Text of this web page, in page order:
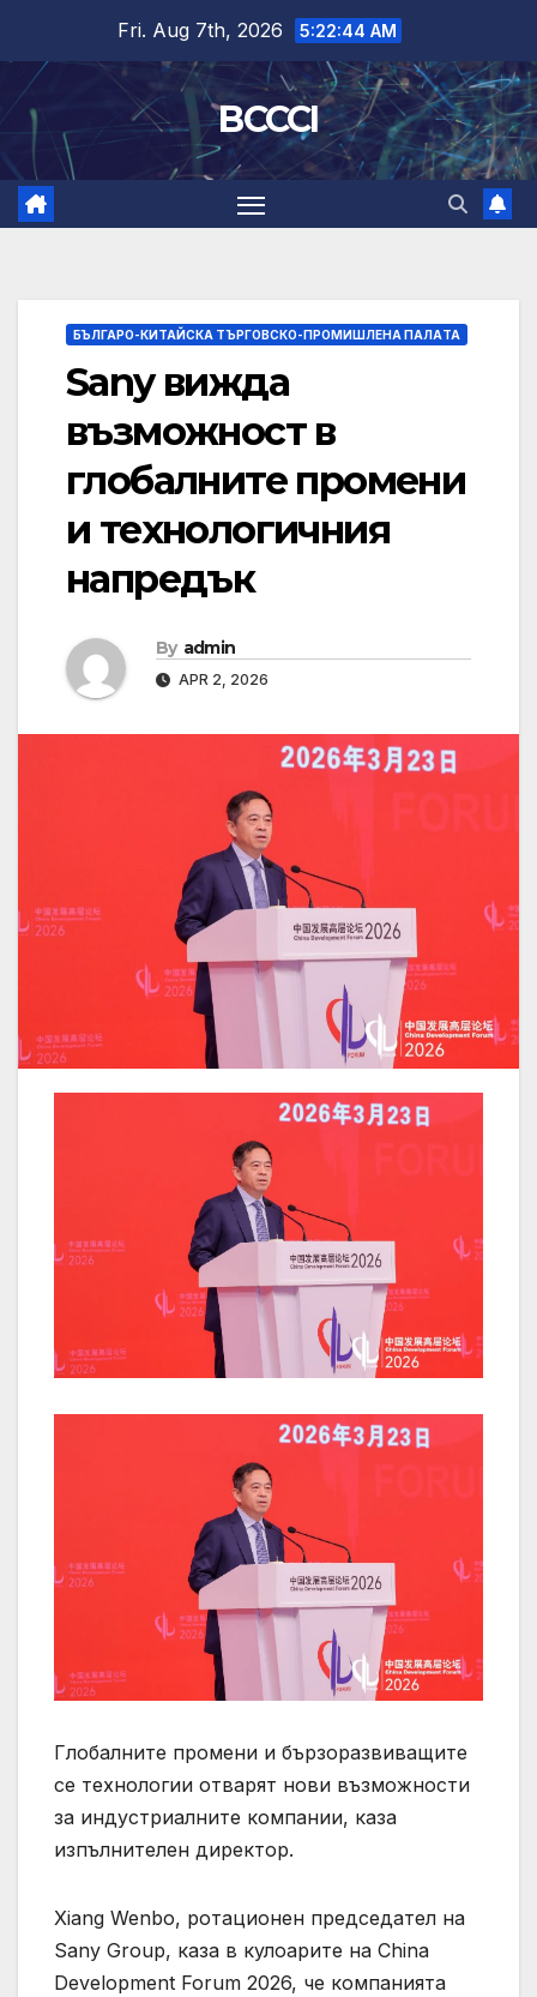
content
Fri. Aug 7th, 2026 5:22:45 AM
BCCCI
БЪЛГАРО-КИТАЙСКА ТЪРГОВСКО-ПРОМИШЛЕНА ПАЛAТА
Sany вижда
възможност в
глобалните промени
и технологичния
напредък
By admin
APR 2, 2026
Глобалните промени и бързоразвиващите
се технологии отварят нови възможности
за индустриалните компании, каза
изпълнителен директор.
Xiang Wenbo, ротационен председател на
Sany Group, каза в кулоарите на China
Development Forum 2026, че компанията